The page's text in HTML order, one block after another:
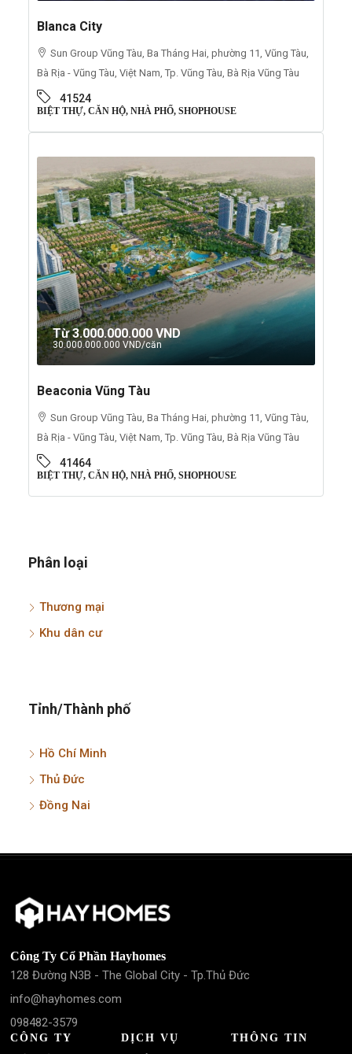
Blanca City
Sun Group Vũng Tàu, Ba Tháng Hai, phường 11, Vũng Tàu,
Bà Rịa - Vũng Tàu, Việt Nam, Tp. Vũng Tàu, Bà Rịa Vũng Tàu
41524
BIỆT THỰ, CĂN HỘ, NHÀ PHỐ, SHOPHOUSE
Từ3.000.000.000 VND
30.000.000.000 VND/căn
Beaconia Vũng Tàu
Sun Group Vũng Tàu, Ba Tháng Hai, phường 11, Vũng Tàu,
Bà Rịa - Vũng Tàu, Việt Nam, Tp. Vũng Tàu, Bà Rịa Vũng Tàu
41464
BIỆT THỰ, CĂN HỘ, NHÀ PHỐ, SHOPHOUSE
Phân loại
Thương mại
Khu dân cư
Tỉnh/Thành phố
Hồ Chí Minh
Thủ Đức
Đồng Nai
Công Ty Cổ Phần Hayhomes
128 Đường N3B - The Global City - Tp.Thủ Đức
info@hayhomes.com
098482-3579
CÔNG TY DỊCH VỤ THÔNG TIN